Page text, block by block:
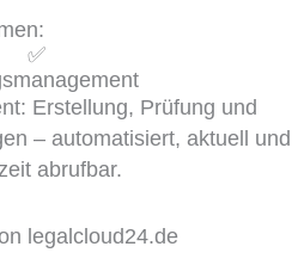
✅
Erstellung, Prüfung und
– automatisiert, aktuell und
abrufbar.
legalcloud24.de